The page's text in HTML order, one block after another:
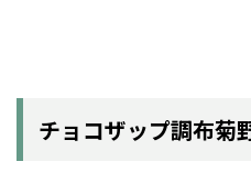
チョコザップ調布菊